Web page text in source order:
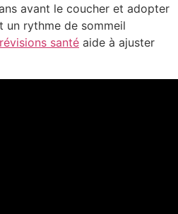
avant le coucher et adopter
un rythme de sommeil
santé aide à ajuster